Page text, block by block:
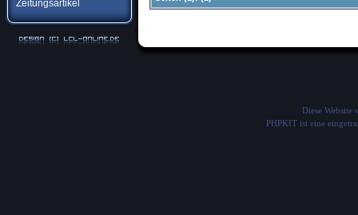
Zeitungsartikel
Diese Website
PHPKIT ist eine